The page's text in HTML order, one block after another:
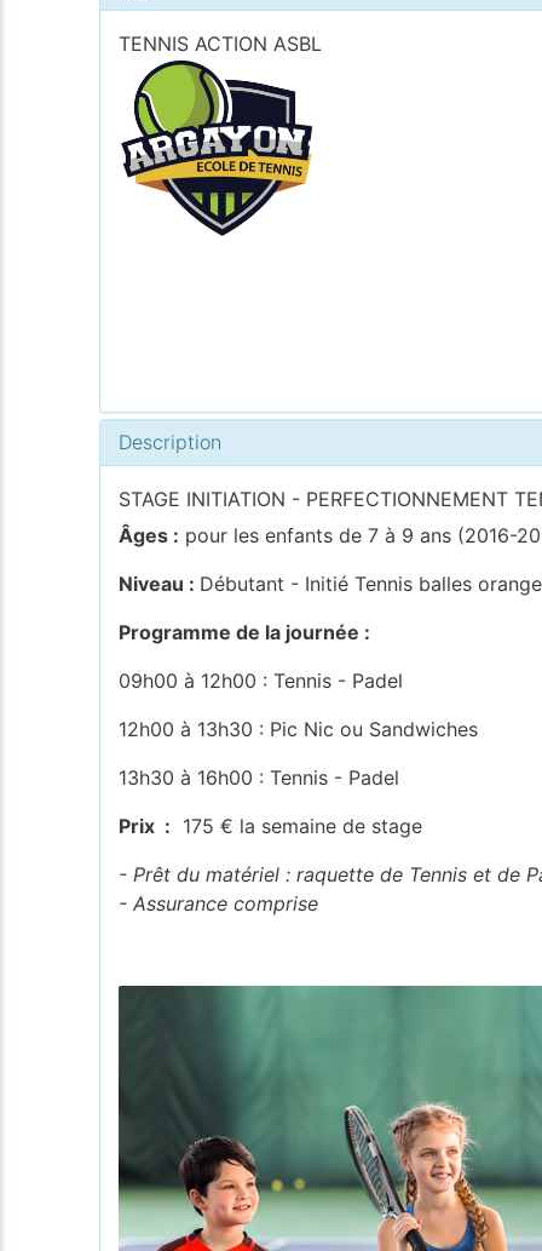
TENNIS ACTION ASBL
Description
STAGE INITIATION - PERFECTIONNEMENT
Âges : pour les enfants de 7 à 9 ans (2016-
Niveau : Débutant - Initié Tennis balles
Programme de la journée :
09h00 à 12h00 : Tennis - Padel
12h00 à 13h30 : Pic Nic ou Sandwiches
13h30 à 16h00 : Tennis - Padel
Prix : 175 € la semaine de stage
- Prêt du matériel : raquette de Tennis et de
- Assurance comprise